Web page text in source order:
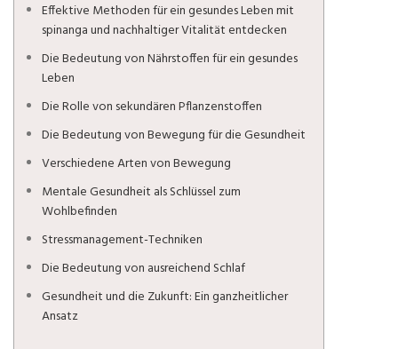
Effektive Methoden für ein gesundes Leben mit
spinanga und nachhaltiger Vitalität entdecken
Die Bedeutung von Nährstoffen für ein gesundes
Leben
Die Rolle von sekundären Pflanzenstoffen
Die Bedeutung von Bewegung für die Gesundheit
Verschiedene Arten von Bewegung
Mentale Gesundheit als Schlüssel zum
Wohlbefinden
Stressmanagement-Techniken
Die Bedeutung von ausreichend Schlaf
Gesundheit und die Zukunft: Ein ganzheitlicher
Ansatz